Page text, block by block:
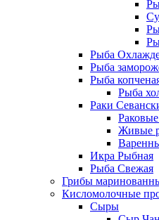
Рыба
Рыба
Рыба
Рыба
Раки
Живые
Икра Рыбная
Рыба Свежая
Грибы
Кисломолочные
Сыры